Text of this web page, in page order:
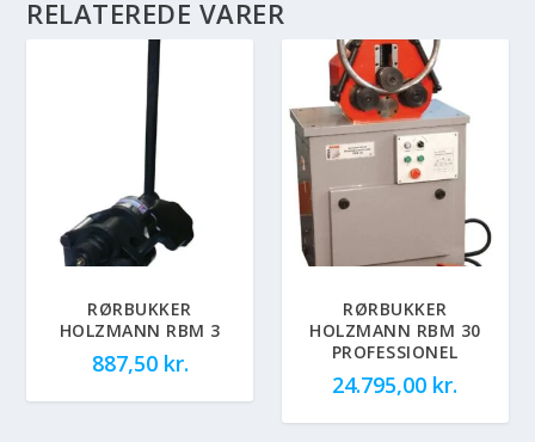
RELATEREDE VARER
RØRBUKKER
HOLZMANN RBM 3
887,50 kr.
RØRBUKKER
HOLZMANN RBM 30
PROFESSIONEL
24.795,00 kr.